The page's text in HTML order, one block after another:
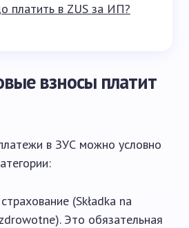
платить в ZUS за ИП?
взносы платит
в ЗУС можно условно
(Składka na
Это обязательная